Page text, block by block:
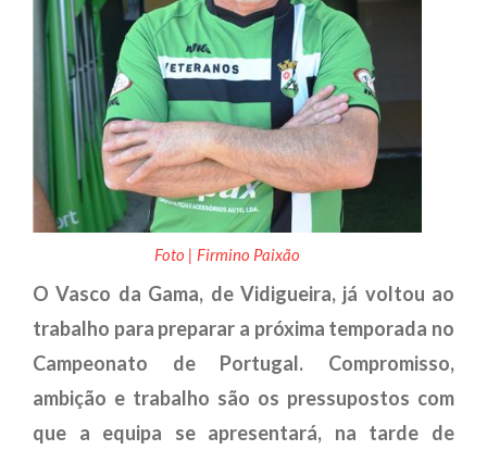
Foto | Firmino Paixão
O Vasco da Gama, de Vidigueira, já voltou ao
trabalho para preparar a próxima temporada no
Campeonato de Portugal. Compromisso,
ambição e trabalho são os pressupostos com
que a equipa se apresentará, na tarde de